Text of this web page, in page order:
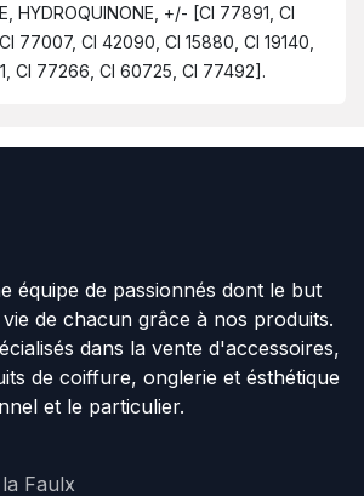
HYDROQUINONE, +/- [CI 77891, CI
77007, CI 42090, CI 15880, CI 19140,
CI 77266, CI 60725, CI 77492].
équipe de passionnés dont le but
de chacun grâce à nos produits.
dans la vente d'accessoires,
de coiffure, onglerie et ésthétique
et le particulier.
Faulx